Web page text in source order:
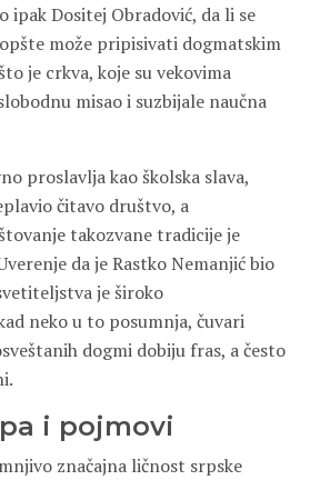
Dositej Obradović, da li se
može pripisivati dogmatskim
je crkva, koje su vekovima
misao i suzbijale naučna
proslavlja kao školska slava,
čitavo društvo, a
takozvane tradicije je
da je Rastko Nemanjić bio
je široko
neko u to posumnja, čuvari
dogmi dobiju fras, a često
i pojmovi
značajna ličnost srpske